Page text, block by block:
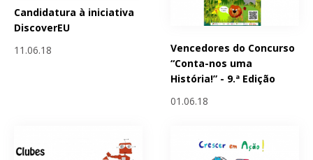
Candidatura à iniciativa
DiscoverEU
11.06.18
Vencedores do Concurso
“Conta-nos uma
História!” - 9.ª Edição
01.06.18